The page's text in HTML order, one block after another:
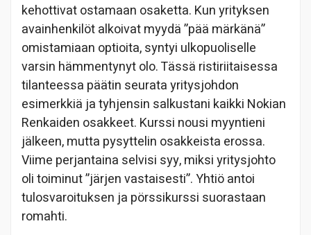
kehottivat ostamaan osaketta. Kun yrityksen
avainhenkilöt alkoivat myydä ”pää märkänä”
omistamiaan optioita, syntyi ulkopuoliselle
varsin hämmentynyt olo. Tässä ristiriitaisessa
tilanteessa päätin seurata yritysjohdon
esimerkkiä ja tyhjensin salkustani kaikki Nokian
Renkaiden osakkeet. Kurssi nousi myyntieni
jälkeen, mutta pysyttelin osakkeista erossa.
Viime perjantaina selvisi syy, miksi yritysjohto
oli toiminut ”järjen vastaisesti”. Yhtiö antoi
tulosvaroituksen ja pörssikurssi suorastaan
romahti.